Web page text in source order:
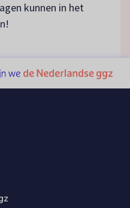
kunnen in het